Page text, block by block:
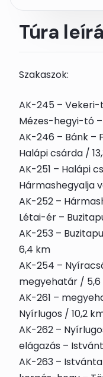
Túra
Szakaszok:
AK-245 –
Mézes-hegyi-tó –
AK-246 – Bánk –
Halápi csárda /
AK-251 – Halápi
Hármashegyalja
AK-252 –
Létai-ér –
AK-253 –
6,4 km
AK-254 –
megyehatár / 5,6
AK-261 –
Nyírlugos / 10,2
AK-262 –
elágazás –
AK-263 –